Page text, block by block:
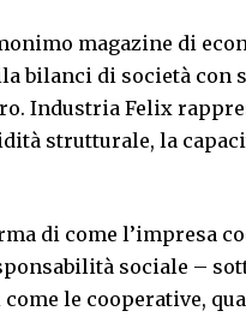
magazine di
bilanci di società con
Industria Felix
strutturale, la
di come l’impresa
sociale –
come le cooperative,